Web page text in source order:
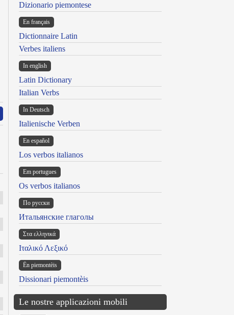
Dizionario piemontese
En français
Dictionnaire Latin
Verbes italiens
In english
Latin Dictionary
Italian Verbs
In Deutsch
Italienische Verben
En español
Los verbos italianos
Em portugues
Os verbos italianos
По русски
Итальянские глаголы
Στα ελληνικά
Ιταλικό Λεξικό
Ën piemontèis
Dissionari piemontèis
Le nostre applicazioni mobili